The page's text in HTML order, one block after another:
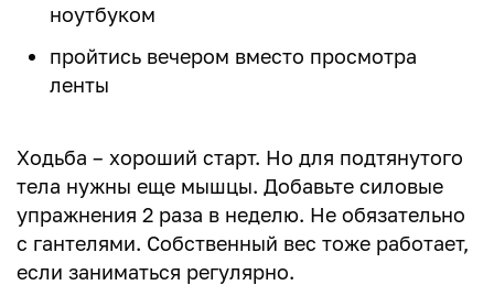
ноутбуком
пройтись вечером вместо просмотра
ленты
Ходьба – хороший старт. Но для подтянутого
тела нужны еще мышцы. Добавьте силовые
упражнения 2 раза в неделю. Не обязательно
с гантелями. Собственный вес тоже работает,
если заниматься регулярно.